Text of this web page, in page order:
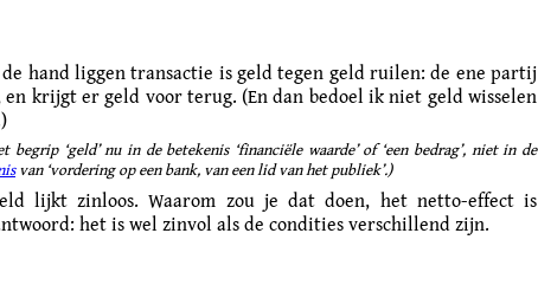
hand liggen transactie is geld tegen geld ruilen: de ene partij
krijgt er geld voor terug. (En dan bedoel ik niet geld wisselen
‘geld’ nu in de betekenis ‘financiële waarde’ of ‘een bedrag’, niet in de
van ‘vordering op een bank, van een lid van het publiek’.)
lijkt zinloos. Waarom zou je dat doen, het netto-effect is
het is wel zinvol als de condities verschillend zijn.